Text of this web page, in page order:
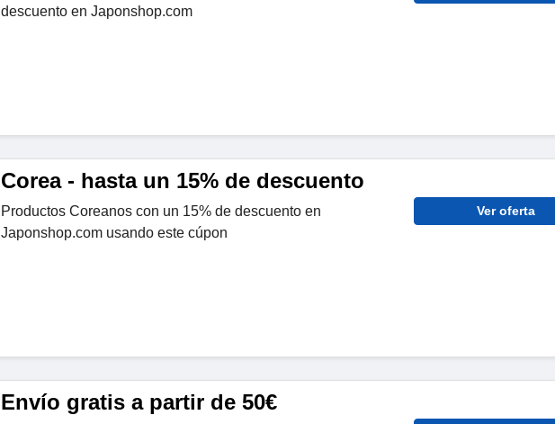
descuento en Japonshop.com
Corea - hasta un 15% de descuento
Productos Coreanos con un 15% de descuento en
Japonshop.com usando este cúpon
Ver oferta
Envío gratis a partir de 50€